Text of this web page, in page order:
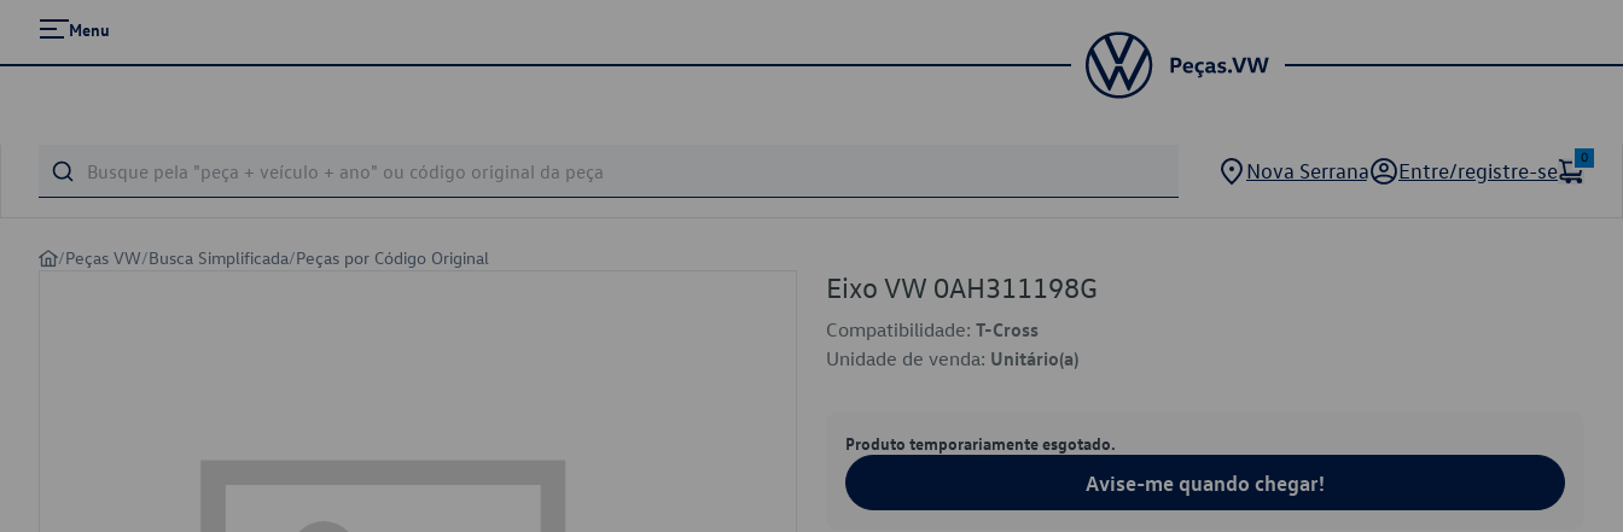
Menu
Nova Serrana Entre/registre-se
0
/Peças VW/Busca Simplificada/Peças por Código Original
Eixo VW 0AH311198G
Compatibilidade: T-Cross
Unidade de venda: Unitário(a)
Produto temporariamente esgotado.
Avise-me quando chegar!